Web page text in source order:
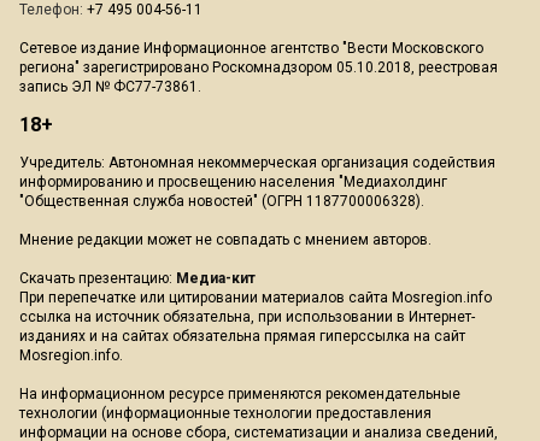
Телефон: +7 495 004-56-11
Сетевое издание Информационное агентство "Вести Московского
региона" зарегистрировано Роскомнадзором 05.10.2018, реестровая
запись ЭЛ № ФС77-73861.
18+
Учредитель: Автономная некоммерческая организация содействия
информированию и просвещению населения "Медиахолдинг
"Общественная служба новостей" (ОГРН 1187700006328).
Мнение редакции может не совпадать с мнением авторов.
Скачать презентацию: Медиа-кит
При перепечатке или цитировании материалов сайта Mosregion.info
ссылка на источник обязательна, при использовании в Интернет-
изданиях и на сайтах обязательна прямая гиперссылка на сайт
Mosregion.info.
На информационном ресурсе применяются рекомендательные
технологии (информационные технологии предоставления
информации на основе сбора, систематизации и анализа сведений,